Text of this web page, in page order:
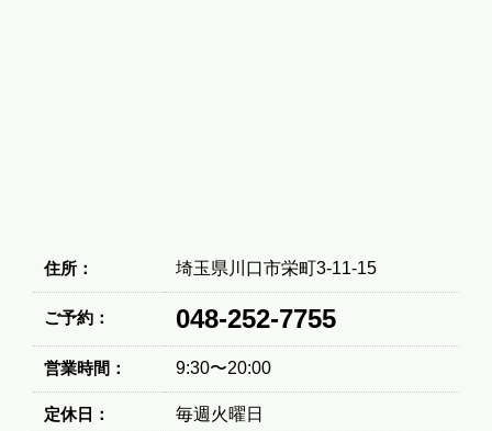
住所： 埼玉県川口市栄町3-11-15
ご予約： 048-252-7755
営業時間： 9:30〜20:00
定休日： 毎週火曜日